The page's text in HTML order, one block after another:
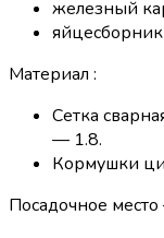
железный
яйцесборник
Материал :
Сетка
— 1.8.
Кормушки
Посадочное